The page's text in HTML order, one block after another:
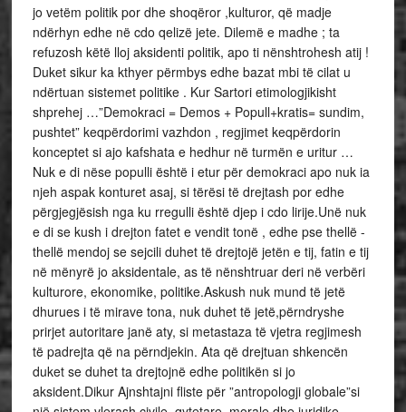
jo vetëm politik por dhe shoqëror ,kulturor, që madje
ndërhyn edhe në cdo qelizë jete. Dilemë e madhe ; ta
refuzosh këtë lloj aksidenti politik, apo ti nënshtrohesh atij !
Duket sikur ka kthyer përmbys edhe bazat mbi të cilat u
ndërtuan sistemet politike . Kur Sartori etimologjikisht
shprehej …”Demokraci = Demos + Popull+kratis= sundim,
pushtet” keqpërdorimi vazhdon , regjimet keqpërdorin
konceptet si ajo kafshata e hedhur në turmën e uritur …
Nuk e di nëse populli është i etur për demokraci apo nuk ia
njeh aspak konturet asaj, si tërësi të drejtash por edhe
përgjegjësish nga ku rregulli është djep i cdo lirije.Unë nuk
e di se kush i drejton fatet e vendit tonë , edhe pse thellë -
thellë mendoj se sejcili duhet të drejtojë jetën e tij, fatin e tij
në mënyrë jo aksidentale, as të nënshtruar deri në verbëri
kulturore, ekonomike, politike.Askush nuk mund të jetë
dhurues i të mirave tona, nuk duhet të jetë,përndryshe
prirjet autoritare janë aty, si metastaza të vjetra regjimesh
të padrejta që na përndjekin. Ata që drejtuan shkencën
duket se duhet ta drejtojnë edhe politikën si jo
aksident.Dikur Ajnshtajni fliste për ”antropologji globale”si